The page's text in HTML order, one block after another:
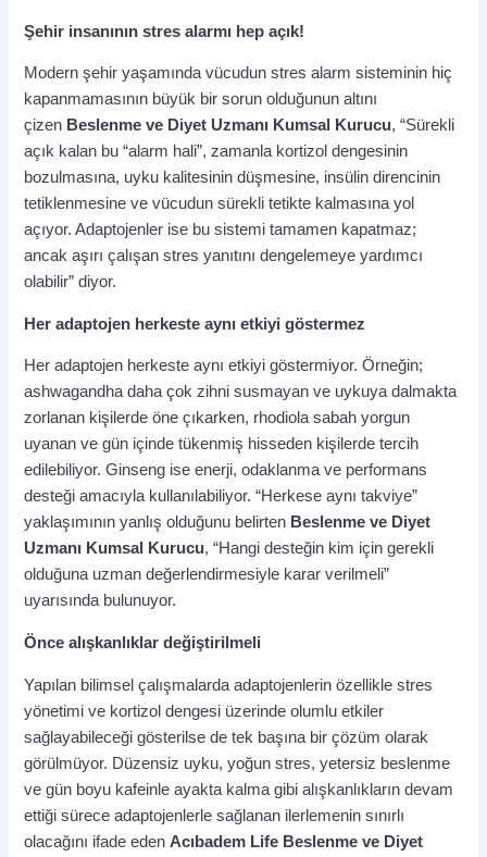
Şehir insanının stres alarmı hep açık!
Modern şehir yaşamında vücudun stres alarm sisteminin hiç
kapanmamasının büyük bir sorun olduğunun altını
çizen Beslenme ve Diyet Uzmanı Kumsal Kurucu, “Sürekli
açık kalan bu “alarm hali”, zamanla kortizol dengesinin
bozulmasına, uyku kalitesinin düşmesine, insülin direncinin
tetiklenmesine ve vücudun sürekli tetikte kalmasına yol
açıyor. Adaptojenler ise bu sistemi tamamen kapatmaz;
ancak aşırı çalışan stres yanıtını dengelemeye yardımcı
olabilir” diyor.
Her adaptojen herkeste aynı etkiyi göstermez
Her adaptojen herkeste aynı etkiyi göstermiyor. Örneğin;
ashwagandha daha çok zihni susmayan ve uykuya dalmakta
zorlanan kişilerde öne çıkarken, rhodiola sabah yorgun
uyanan ve gün içinde tükenmiş hisseden kişilerde tercih
edilebiliyor. Ginseng ise enerji, odaklanma ve performans
desteği amacıyla kullanılabiliyor. “Herkese aynı takviye”
yaklaşımının yanlış olduğunu belirten Beslenme ve Diyet
Uzmanı Kumsal Kurucu, “Hangi desteğin kim için gerekli
olduğuna uzman değerlendirmesiyle karar verilmeli”
uyarısında bulunuyor.
Önce alışkanlıklar değiştirilmeli
Yapılan bilimsel çalışmalarda adaptojenlerin özellikle stres
yönetimi ve kortizol dengesi üzerinde olumlu etkiler
sağlayabileceği gösterilse de tek başına bir çözüm olarak
görülmüyor. Düzensiz uyku, yoğun stres, yetersiz beslenme
ve gün boyu kafeinle ayakta kalma gibi alışkanlıkların devam
ettiği sürece adaptojenlerle sağlanan ilerlemenin sınırlı
olacağını ifade eden Acıbadem Life Beslenme ve Diyet